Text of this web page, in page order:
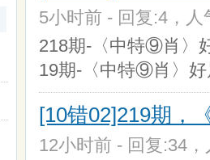
5小时前 - 回复:4，
218期-〈中特⑨肖〉
19期-〈中特⑨肖〉
[10错02]219期，
12小时前 - 回复:34